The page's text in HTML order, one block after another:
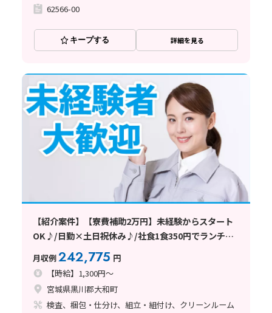
62566-00
キープする 詳細を見る
【紹介案件】【寮費補助2万円】未経験からスタート
OK♪/日勤×土日祝休み♪/社食1食350円でランチ節
月収例242,775 円
【時給】1,300円～
宮城県黒川郡大和町
検査、梱包・仕分け、組立・組付け、クリーンルーム